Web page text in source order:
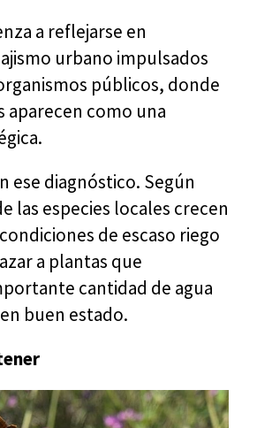
a reflejarse en
urbano impulsados
públicos, donde
aparecen como una
ese diagnóstico. Según
las especies locales crecen
de escaso riego
a plantas que
cantidad de agua
buen estado.